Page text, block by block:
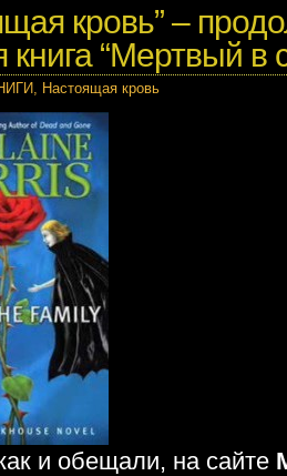
кровь” –
книга “Мертвый в
, Настоящая кровь
и обещали, на сайте